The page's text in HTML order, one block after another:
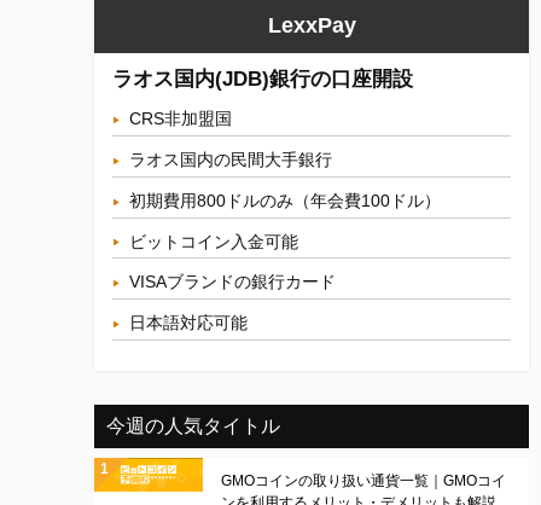
LexxPay
ラオス国内(JDB)銀行の口座開設
CRS非加盟国
ラオス国内の民間大手銀行
初期費用800ドルのみ（年会費100ドル）
ビットコイン入金可能
VISAブランドの銀行カード
日本語対応可能
今週の人気タイトル
GMOコインの取り扱い通貨一覧｜GMOコイ